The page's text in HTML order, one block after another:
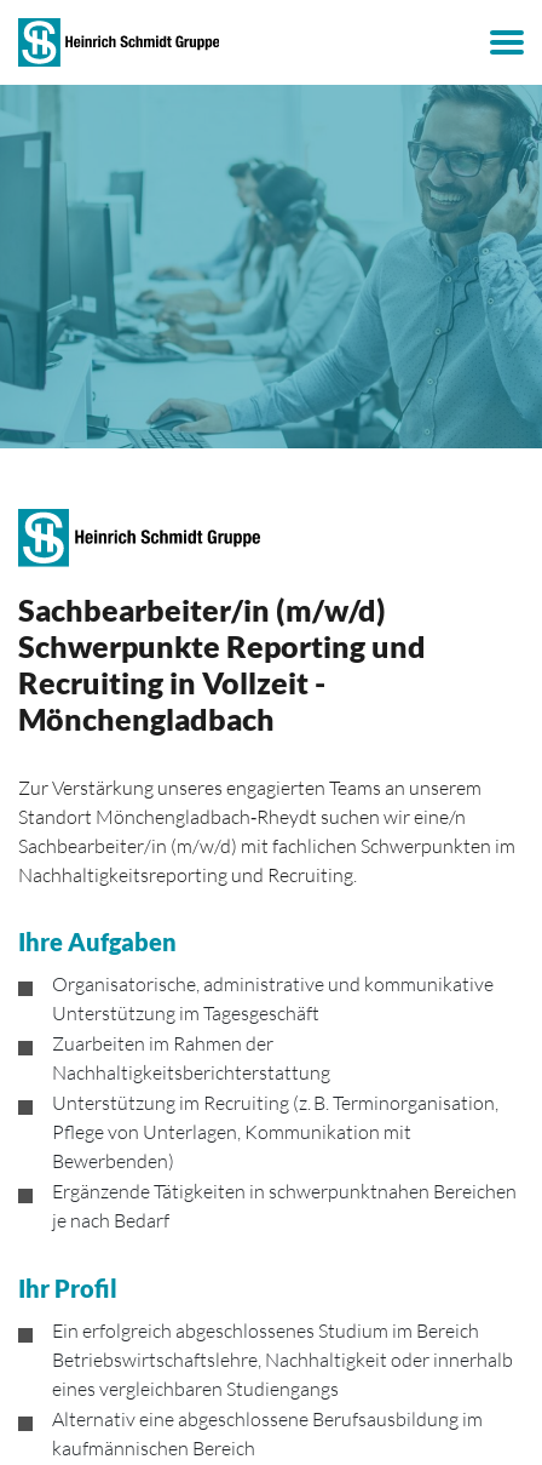
Sachbearbeiter/in (m/w/d)
Schwerpunkte Reporting und
Recruiting in Vollzeit -
Mönchengladbach
Zur Verstärkung unseres engagierten Teams an unserem
Standort Mönchengladbach‑Rheydt suchen wir eine/n
Sachbearbeiter/in (m/w/d) mit fachlichen Schwerpunkten im
Nachhaltigkeitsreporting und Recruiting.
Ihre Aufgaben
Organisatorische, administrative und kommunikative
Unterstützung im Tagesgeschäft
Zuarbeiten im Rahmen der
Nachhaltigkeitsberichterstattung
Unterstützung im Recruiting (z. B. Terminorganisation,
Pflege von Unterlagen, Kommunikation mit
Bewerbenden)
Ergänzende Tätigkeiten in schwerpunktnahen Bereichen
je nach Bedarf
Ihr Profil
Ein erfolgreich abgeschlossenes Studium im Bereich
Betriebswirtschaftslehre, Nachhaltigkeit oder innerhalb
eines vergleichbaren Studiengangs
Alternativ eine abgeschlossene Berufsausbildung im
kaufmännischen Bereich